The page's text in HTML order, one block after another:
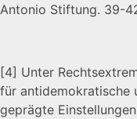
Antonio Stiftung. 39-
[4] Unter
für antidemokratische
geprägte